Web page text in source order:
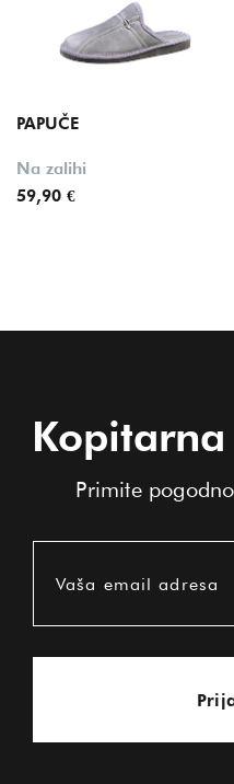
PAPUČE
Na zalihi
59,90 €
Primite
Vaša email adresa